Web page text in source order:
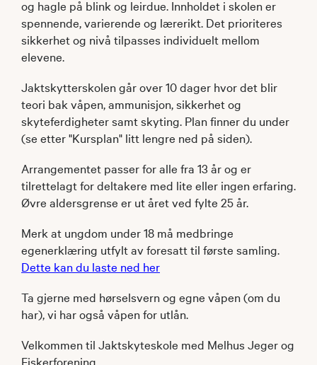
og hagle på blink og leirdue. Innholdet i skolen er
spennende, varierende og lærerikt. Det prioriteres
sikkerhet og nivå tilpasses individuelt mellom
elevene.
Jaktskytterskolen går over 10 dager hvor det blir
teori bak våpen, ammunisjon, sikkerhet og
skyteferdigheter samt skyting. Plan finner du under
(se etter "Kursplan" litt lengre ned på siden).
Arrangementet passer for alle fra 13 år og er
tilrettelagt for deltakere med lite eller ingen erfaring.
Øvre aldersgrense er ut året ved fylte 25 år.
Merk at ungdom under 18 må medbringe
egenerklæring utfylt av foresatt til første samling.
Dette kan du laste ned her
Ta gjerne med hørselsvern og egne våpen (om du
har), vi har også våpen for utlån.
Velkommen til Jaktskyteskole med Melhus Jeger og
Fiskerforening